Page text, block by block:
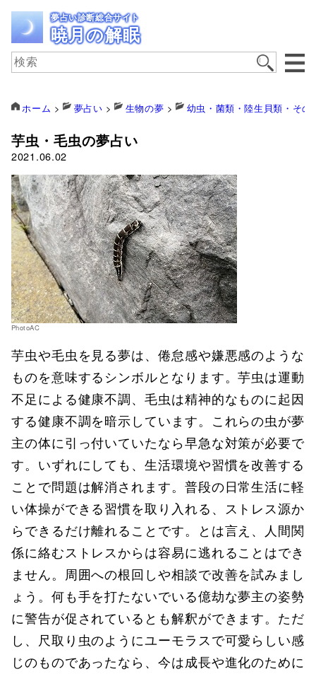
夢占い診断総合サイト
暁月の解眠
ホーム > 夢占い > 生物の夢 > 幼虫・菌類・陸生貝類・その
芋虫・毛虫の夢占い
2021.06.02
PhotoAC
芋虫や毛虫を見る夢は、倦怠感や嫌悪感のような
ものを意味するシンボルとなります。芋虫は運動
不足による健康不調、毛虫は精神的なものに起因
する健康不調を暗示しています。これらの虫が夢
主の体に引っ付いていたなら早急な対策が必要で
す。いずれにしても、生活環境や習慣を改善する
ことで問題は解消されます。普段の日常生活に軽
い体操ができる習慣を取り入れる、ストレス源か
らできるだけ離れることです。とは言え、人間関
係に絡むストレスからは容易に逃れることはでき
ません。周囲への根回しや相談で改善を試みまし
ょう。何も手を打たないでいる億劫な夢主の姿勢
に警告が促されているとも解釈ができます。ただ
し、尺取り虫のようにユーモラスで可愛らしい感
じのものであったなら、今は成長や進化のために